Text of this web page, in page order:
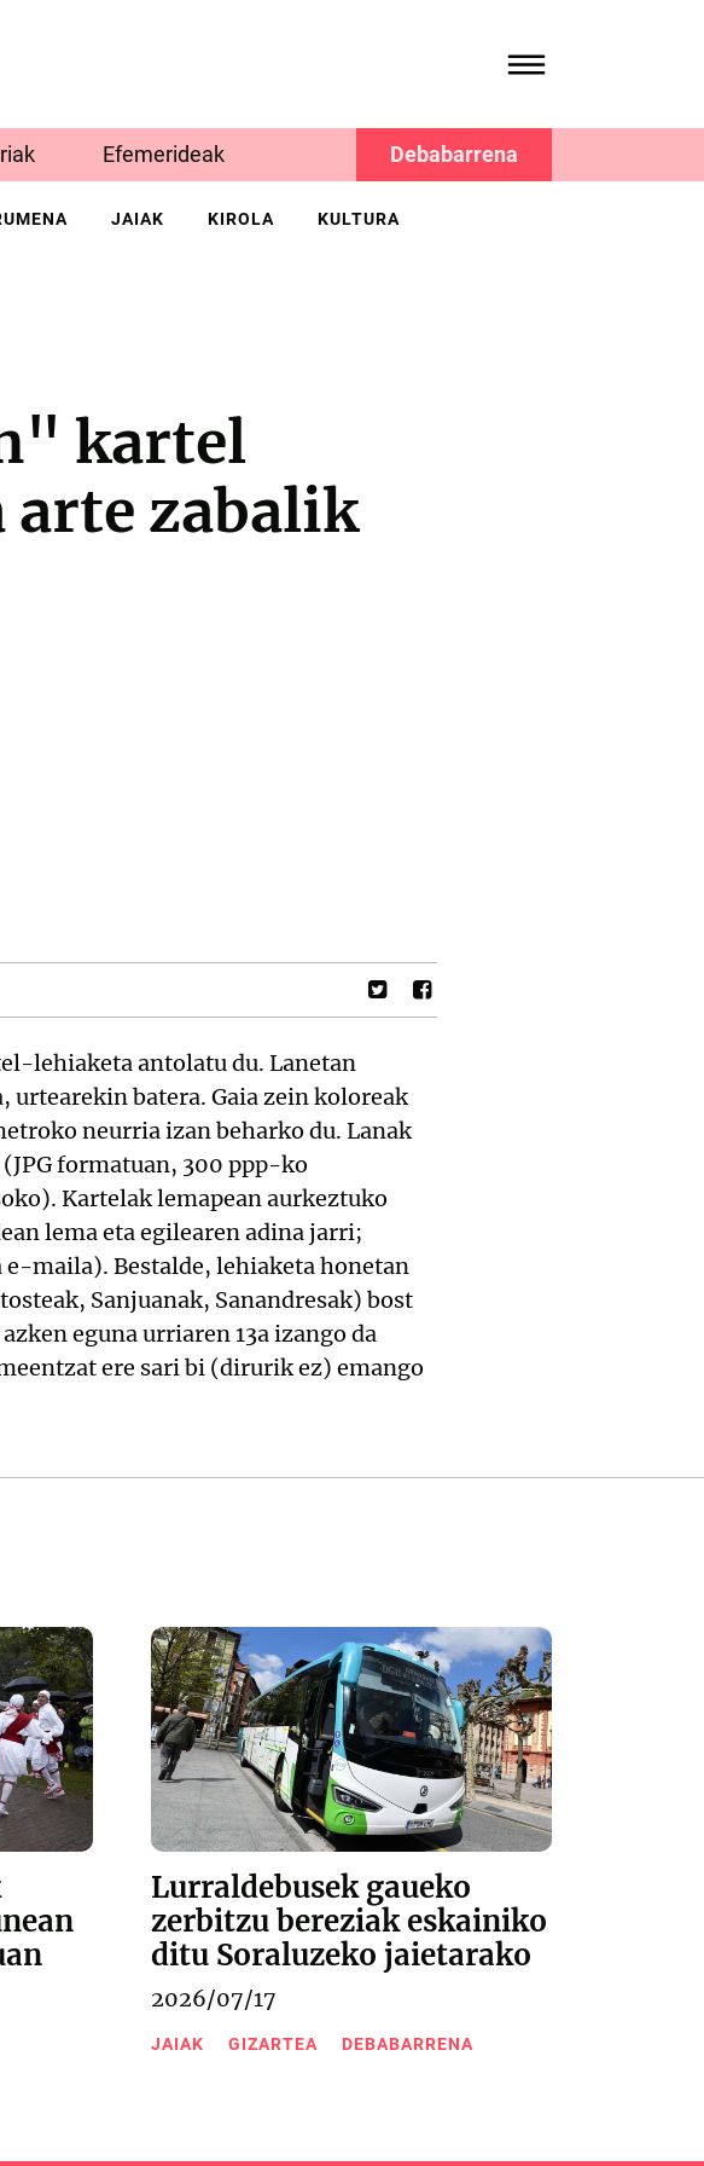
Efemerideak Debabarrena
JAIAK KIROLA KULTURA
kartel
arte zabalik
lehiaketa antolatu du. Lanetan
batera. Gaia zein koloreak
neurria izan beharko du. Lanak
formatuan, 300 ppp-ko
Kartelak lemapean aurkeztuko
lema eta egilearen adina jarri;
maila). Bestalde, lehiaketa honetan
Sanjuanak, Sanandresak) bost
eguna urriaren 13a izango da
ere sari bi (dirurik ez) emango
Lurraldebusek gaueko
zerbitzu bereziak eskainiko
ditu Soraluzeko jaietarako
2026/07/17
JAIAK GIZARTEA DEBABARRENA